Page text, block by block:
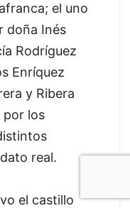
el uno
doña Inés
Rodríguez
Enríquez
y Ribera
por los
real.
el castillo